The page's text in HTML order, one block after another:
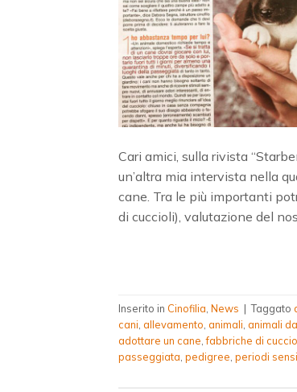
Cari amici, sulla rivista
un’altra mia intervista nella
cane. Tra le più importanti
di cuccioli), valutazione del
Inserito in Cinofilia News | Taggato
cani allevamento animali animali
adottare un cane ,fabbriche di
passeggiata pedigree periodi